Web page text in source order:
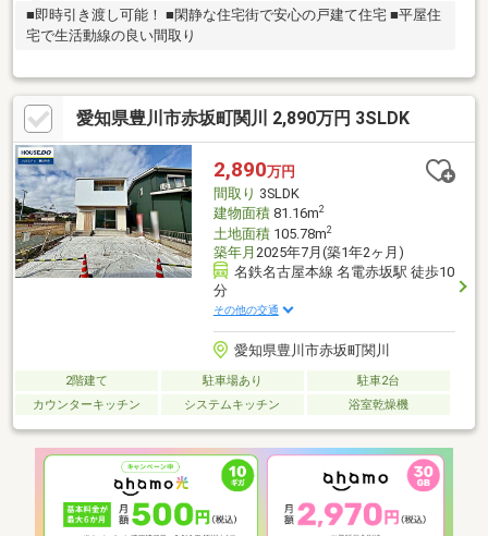
■即時引き渡し可能！ ■閑静な住宅街で安心の戸建て住宅 ■平屋住
宅で生活動線の良い間取り
愛知県豊川市赤坂町関川 2,890万円 3SLDK
2,890万円
間取り 3SLDK
建物面積81.16m2
土地面積105.78m2
築年月 2025年7月(築1年2ヶ月)
名鉄名古屋本線 名電赤坂駅 徒歩10
分
その他の交通
愛知県豊川市赤坂町関川
2階建て 駐車場あり
駐車2台
カウンターキッチン
システムキッチン 浴室乾燥機